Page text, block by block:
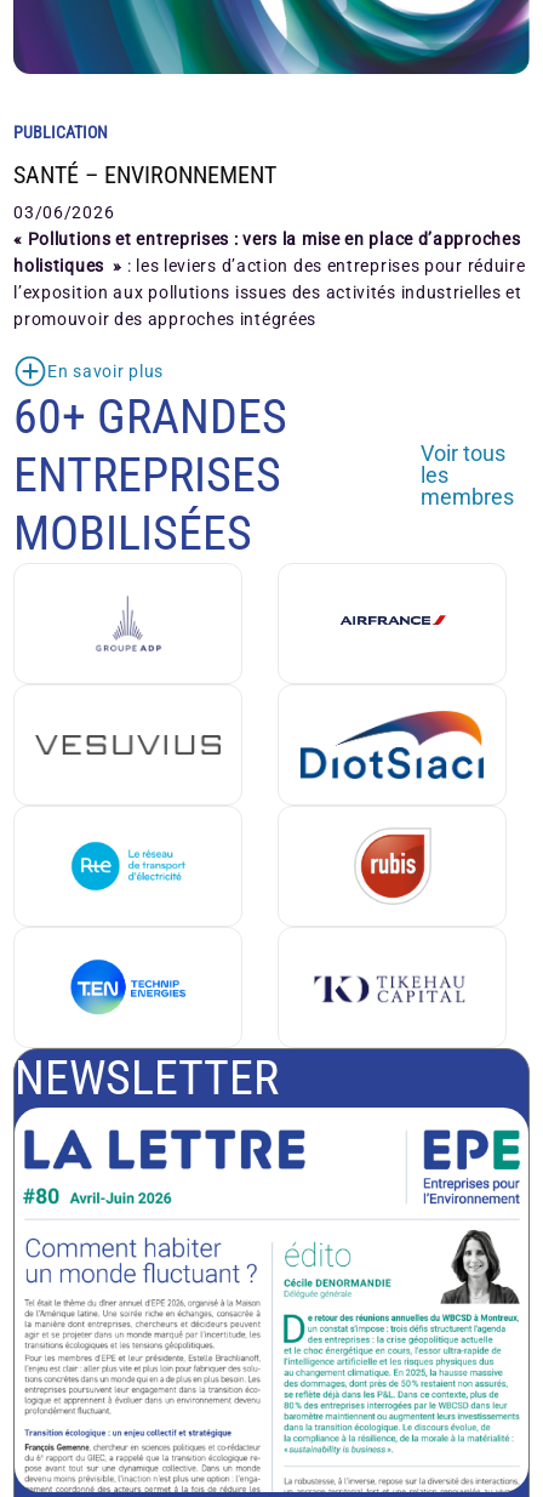
PUBLICATION
SANTÉ – ENVIRONNEMENT
03/06/2026
« Pollutions et entreprises : vers la mise en place d’approches
holistiques » : les leviers d’action des entreprises pour réduire
l’exposition aux pollutions issues des activités industrielles et
promouvoir des approches intégrées
En savoir plus
60+ GRANDES
ENTREPRISES
MOBILISÉES
Voir tous
les
membres
NEWSLETTER